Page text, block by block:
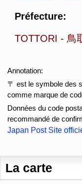
Préfecture:
TOTTORI - 鳥
Annotation:
〒 est le symbole des
comme marque de
Données du code
recommandé de
Japan Post Site
La carte